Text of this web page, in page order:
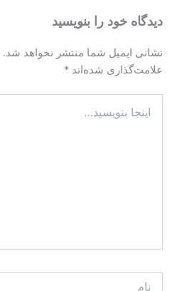
دیدگاه‌ خود را بنویسید
نشانی ایمیل شما منتشر نخواهد شد.
علامت‌گذاری شده‌اند *
بنویسید…